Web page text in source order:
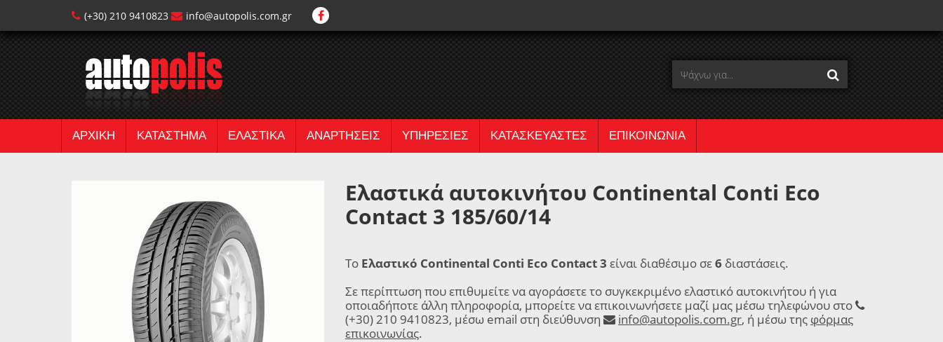
(+30) 210 9410823 info@autopolis.com.gr
ΑΡΧΙΚΗ ΚΑΤΑΣΤΗΜΑ ΕΛΑΣΤΙΚΑ ΑΝΑΡΤΗΣΕΙΣ ΥΠΗΡΕΣΙΕΣ ΚΑΤΑΣΚΕΥΑΣΤΕΣ ΕΠΙΚΟΙΝΩΝΙΑ
Ελαστικά αυτοκινήτου Continental Conti Eco
Contact 3 185/60/14
Το Ελαστικό Continental Conti Eco Contact 3 είναι διαθέσιμο σε6 διαστάσεις.
Σε περίπτωση που επιθυμείτε να αγοράσετε το συγκεκριμένο ελαστικό αυτοκινήτου ή για
οποιαδήποτε άλλη πληροφορία, μπορείτε να επικοινωνήσετε μαζί μας μέσω τηλεφώνου στο
(+30) 210 9410823, μέσω email στη διεύθυνση
info@autopolis.com.gr, ή μέσω της φόρμας
επικοινωνίας.